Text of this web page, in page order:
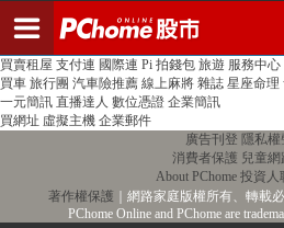
PChome首頁 線上購物 24h購物 書店
買賣租屋 支付連 國際連 Pi 拍錢包 旅遊 服務中心
買車 旅行團 汽車險推薦 線上麻將 雜誌 星座命理
一元簡訊 直播達人 數位憑證 企業簡訊
買網址 虛擬主機 企業郵件
廣告刊登 隱私權
消費者保護 兒童網
About PChome 投資人
著作權保護 ｜網路家庭版權所有、轉載
PChome Online and PChome are